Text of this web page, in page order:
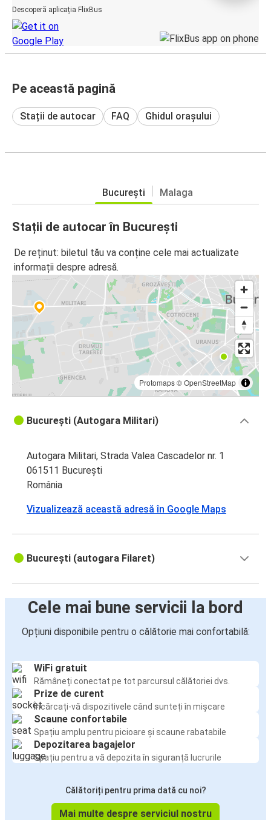
Descoperă aplicația FlixBus
Pe această pagină
Stații de autocar FAQ Ghidul orașului
București Malaga
Stații de autocar în București
De reținut: biletul tău va conține cele mai actualizate
informații despre adresă.
Protomaps©OpenStreetMap
București (Autogara Militari)
Autogara Militari, Strada Valea Cascadelor nr. 1
061511 București
România
Vizualizează această adresă în Google Maps
București (autogara Filaret)
Cele mai bune servicii la bord
Opțiuni disponibile pentru o călătorie mai confortabilă:
WiFi gratuit
Rămâneți conectat pe tot parcursul călătoriei dvs.
Prize de curent
Încărcați-vă dispozitivele când sunteți în mișcare
Scaune confortabile
Spațiu amplu pentru picioare și scaune rabatabile
Depozitarea bagajelor
Spațiu pentru a vă depozita în siguranță lucrurile
Călătoriți pentru prima dată cu noi?
Mai multe despre serviciul nostru